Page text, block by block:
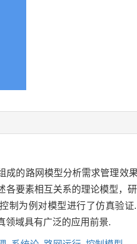
成的路网模型分析需求管理效
各要素相互关系的理论模型，
制为例对模型进行了仿真验
领域具有广泛的应用前景.